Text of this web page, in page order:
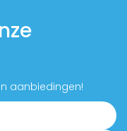
aanbiedingen!